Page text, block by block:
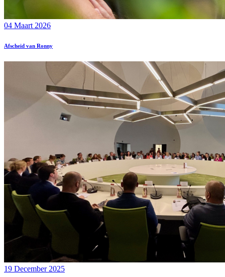
04 Maart 2026
Afscheid van Ronny
19 December 2025